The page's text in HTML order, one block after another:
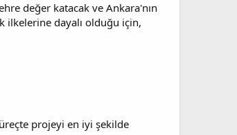
değer katacak ve Ankara'nın
ilkelerine dayalı olduğu için,
projeyi en iyi şekilde